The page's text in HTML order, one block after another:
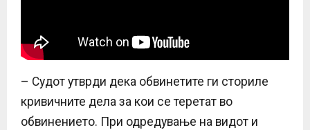
– Судот утврди дека обвинетите ги сториле
кривичните дела за кои се теретат во
обвинението. При одредување на видот и